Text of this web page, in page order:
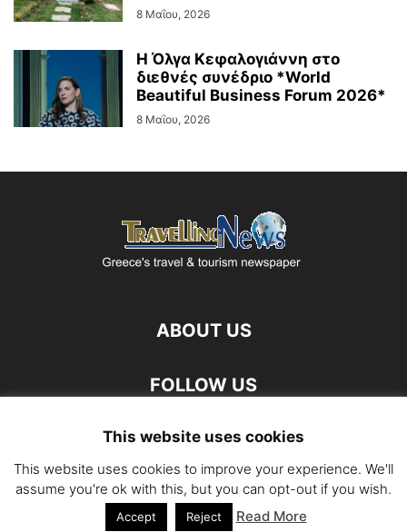
8 Μαΐου, 2026
Η Όλγα Κεφαλογιάννη στο
διεθνές συνέδριο *World
Beautiful Business Forum 2026*
8 Μαΐου, 2026
ABOUT US
FOLLOW US
©
This website uses cookies
This website uses cookies to improve your experience. We'll
assume you're ok with this, but you can opt-out if you wish.
Accept Reject Read More